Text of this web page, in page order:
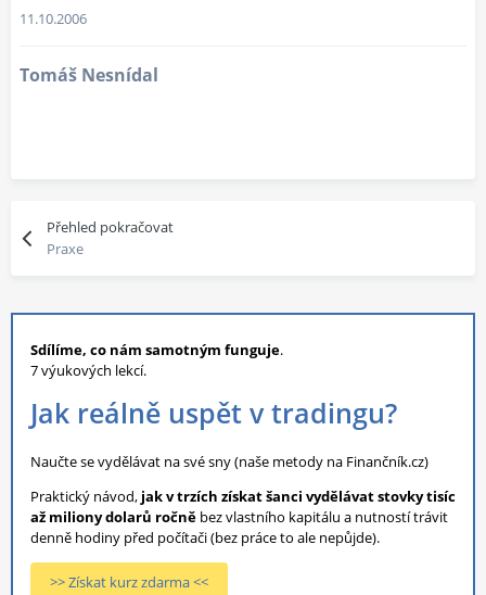
11.10.2006
Tomáš Nesnídal
Přehled pokračovat
Praxe
Sdílíme, co nám samotným funguje.
7 výukových lekcí.
Jak reálně uspět v tradingu?
Naučte se vydělávat na své sny (naše metody na Finančník.cz)
Praktický návod, jak v trzích získat šanci vydělávat stovky tisíc
až miliony dolarů ročně bez vlastního kapitálu a nutností trávit
denně hodiny před počítači (bez práce to ale nepůjde).
>> Získat kurz zdarma <<